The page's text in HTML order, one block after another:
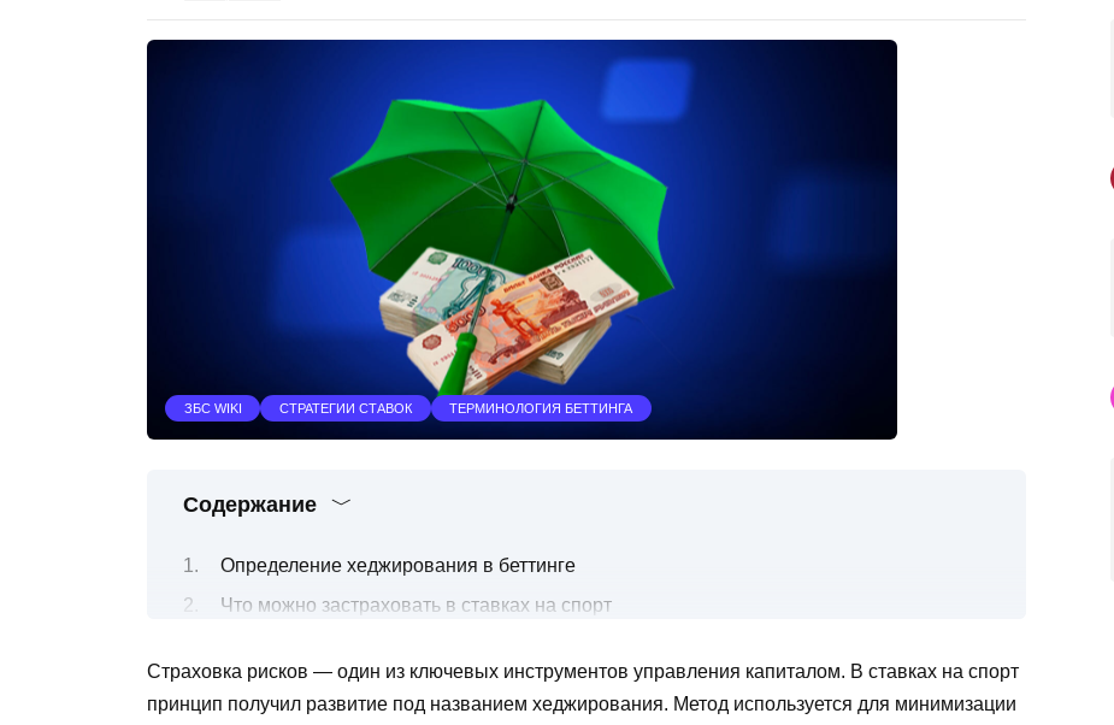
ЗБС WIKI СТРАТЕГИИ СТАВОК ТЕРМИНОЛОГИЯ БЕТТИНГА
Содержание
Определение хеджирования в беттинге
Что можно застраховать в ставках на спорт
Прематч и лайв: особенности применения
Хеджирование экспрессов: как сохранить купон
Страховка рисков — один из ключевых инструментов управления капиталом. В ставках на спорт
принцип получил развитие под названием хеджирования. Метод используется для минимизации